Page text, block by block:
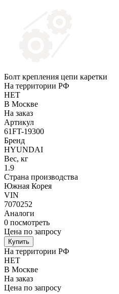
Болт крепления цепи каретки
На территории РФ
НЕТ
В Москве
На заказ
Артикул
61FT-19300
Бренд
HYUNDAI
Вес, кг
1.9
Страна производства
Южная Корея
VIN
7070252
Аналоги
0 посмотреть
Цена по запросу
Купить
На территории РФ
НЕТ
В Москве
На заказ
Цена по запросу